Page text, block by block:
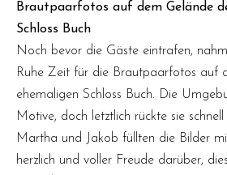
Brautpaarfotos auf dem Gelände
Schloss Buch
Noch bevor die Gäste eintrafen,
Ruhe Zeit für die Brautpaarfotos auf
ehemaligen Schloss Buch. Die
Motive, doch letztlich rückte sie
Martha und Jakob füllten die Bilder
herzlich und voller Freude darüber,